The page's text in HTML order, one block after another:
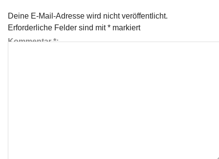
Deine E-Mail-Adresse wird nicht veröffentlicht.
Erforderliche Felder sind mit* markiert
Kommentar*